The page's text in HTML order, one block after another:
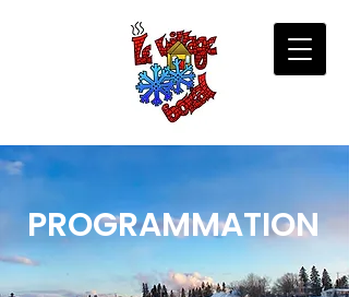
PROGRAMMATION